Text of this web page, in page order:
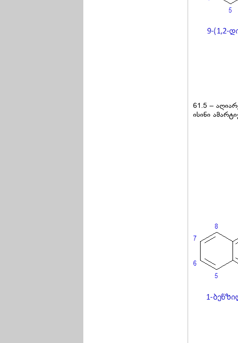
61.5 –
ისინი